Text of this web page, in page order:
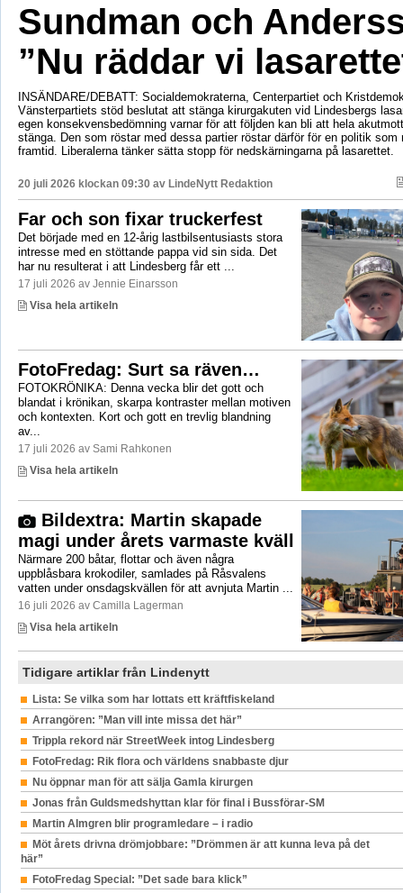
Sundman och
”Nu räddar vi
INSÄNDARE/DEBATT: Socialdemokraterna, Centerpartiet och
Vänsterpartiets stöd beslutat att stänga kirurgakuten vid Lindesbergs
egen konsekvensbedömning varnar för att följden kan bli att hela
stänga. Den som röstar med dessa partier röstar därför för en politik som
framtid. Liberalerna tänker sätta stopp för nedskärningarna på lasarettet.
20 juli 2026 klockan 09:30 av LindeNytt Redaktion
Far och son fixar truckerfest
Det började med en 12-årig lastbilsentusiasts stora
intresse med en stöttande pappa vid sin sida. Det
har nu resulterat i att Lindesberg får ett ...
17 juli 2026 av Jennie Einarsson
Visa hela artikeln
FotoFredag: Surt sa räven…
FOTOKRÖNIKA: Denna vecka blir det gott och
blandat i krönikan, skarpa kontraster mellan motiven
och kontexten. Kort och gott en trevlig blandning
av...
17 juli 2026 av Sami Rahkonen
Visa hela artikeln
Bildextra: Martin skapade
magi under årets varmaste kväll
Närmare 200 båtar, flottar och även några
uppblåsbara krokodiler, samlades på Råsvalens
vatten under onsdagskvällen för att avnjuta Martin ...
16 juli 2026 av Camilla Lagerman
Visa hela artikeln
Tidigare artiklar från Lindenytt
Lista: Se vilka som har lottats ett kräftfiskeland
Arrangören: ”Man vill inte missa det här”
Trippla rekord när StreetWeek intog Lindesberg
FotoFredag: Rik flora och världens snabbaste djur
Nu öppnar man för att sälja Gamla kirurgen
Jonas från Guldsmedshyttan klar för final i Bussförar-SM
Martin Almgren blir programledare – i radio
Möt årets drivna drömjobbare: ”Drömmen är att kunna leva på det
här”
FotoFredag Special: ”Det sade bara klick”